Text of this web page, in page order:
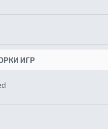
ИГР